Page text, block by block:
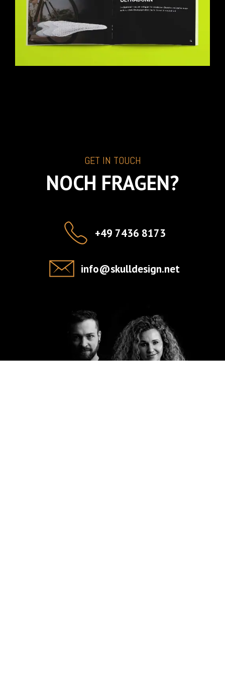
GET IN TOUCH
NOCH FRAGEN?
+49 7436 8173
info@skulldesign.net